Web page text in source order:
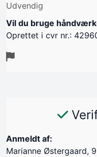
Udvendig
Vil du bruge
Oprettet i cvr nr.:
Anmeldt af:
Marianne Østergaard,